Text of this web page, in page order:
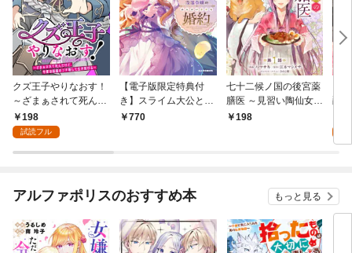
クズ王子やりなおす！
～ざまぁされて死んだ
けど、今度は筋書きブ
チ壊して生き延びる～
198
試読フル
【電子版限定特典付
き】スライム大公と没
落令嬢のあんがい幸せ
770
七十二候ノ国の後宮薬
膳医 ～見習い陶仙女で
すが、もふもふ達とお
198
爵
話
ミ
アルファポリスのおすすめ本 もっと見る